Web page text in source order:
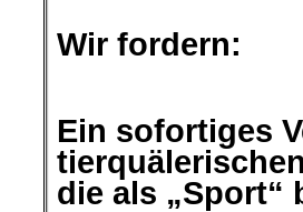
Wir fordern:
Ein sofortiges
die als „Sport“